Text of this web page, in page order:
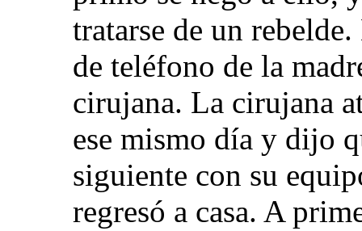
tratarse de un
de teléfono de la
cirujana. La cirujana
ese mismo día y dijo
siguiente con su
regresó a casa. A